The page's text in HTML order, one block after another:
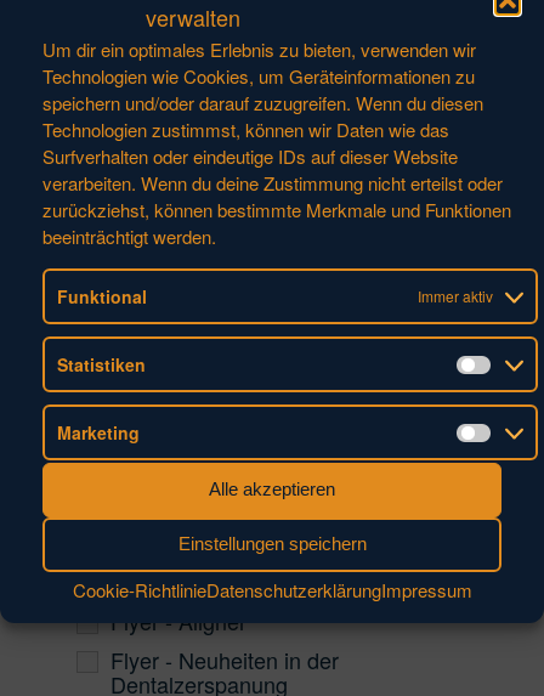
verwalten
Um dir ein optimales Erlebnis zu bieten, verwenden wir
Technologien wie Cookies, um Geräteinformationen zu
speichern und/oder darauf zuzugreifen. Wenn du diesen
Technologien zustimmst, können wir Daten wie das
Surfverhalten oder eindeutige IDs auf dieser Website
verarbeiten. Wenn du deine Zustimmung nicht erteilst oder
zurückziehst, können bestimmte Merkmale und Funktionen
beeinträchtigt werden.
Funktional Immer aktiv
Statistiken
Marketing
Alle akzeptieren
Einstellungen speichern
Cookie-RichtlinieDatenschutzerklärungImpressum
Katalog - FSW
Katalog - Graftor®
Katalog - Dental
Katalog - Tiefziehteile
Katalog - Kupfer-Line
Katalog - Honeycomb
Flyer - Ultraschallklingen
Flyer - Bumble-Bi®
Flyer - Medizin
Flyer - TM-Box
Flyer - hyperDENT & Zirkonator
Flyer - Zirkonator®
Flyer - Trockenbearbeitung
Aluminium
Flyer - HC403BDSR - Aluminium
Flyer - Neuheiten 2024
Flyer - Aligner
Flyer - Neuheiten in der
Dentalzerspanung